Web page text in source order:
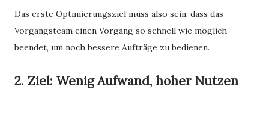
Das erste Optimierungsziel muss also sein, dass das
Vorgangsteam einen Vorgang so schnell wie möglich
beendet, um noch bessere Aufträge zu bedienen.
2. Ziel: Wenig Aufwand, hoher Nutzen